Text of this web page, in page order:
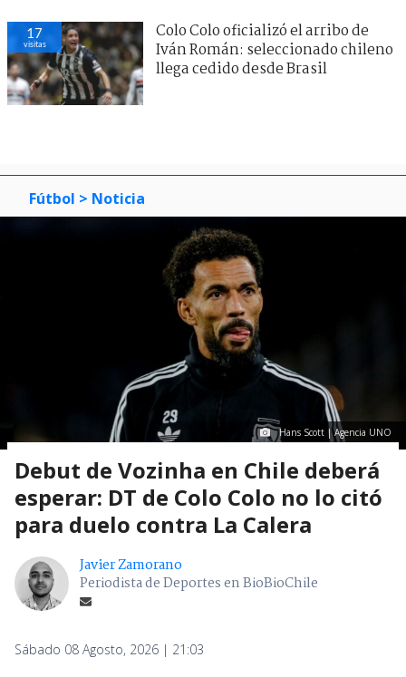
17
visitas
Colo Colo oficializó el arribo de
Iván Román: seleccionado chileno
llega cedido desde Brasil
Fútbol > Noticia
Hans Scott | Agencia UNO
Debut de Vozinha en Chile deberá
esperar: DT de Colo Colo no lo citó
para duelo contra La Calera
Javier Zamorano
Periodista de Deportes en BioBioChile
Sábado 08 Agosto, 2026 | 21:03